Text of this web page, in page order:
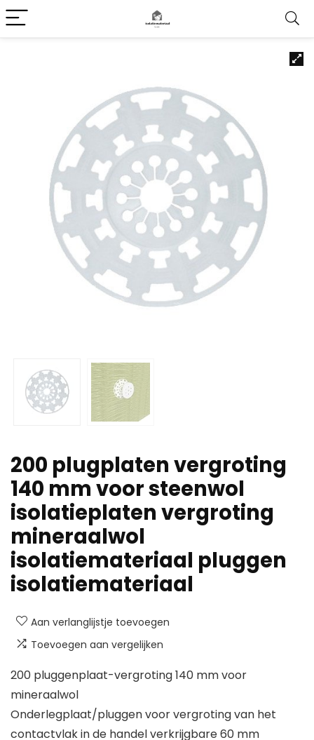
200 plugplaten vergroting
140 mm voor steenwol
isolatieplaten vergroting
mineraalwol
isolatiemateriaal pluggen
isolatiemateriaal
Aan verlanglijstje toevoegen
Toevoegen aan vergelijken
200 pluggenplaat-vergroting 140 mm voor
mineraalwol
Onderlegplaat/pluggen voor vergroting van het
contactvlak in de handel verkrijgbare 60 mm